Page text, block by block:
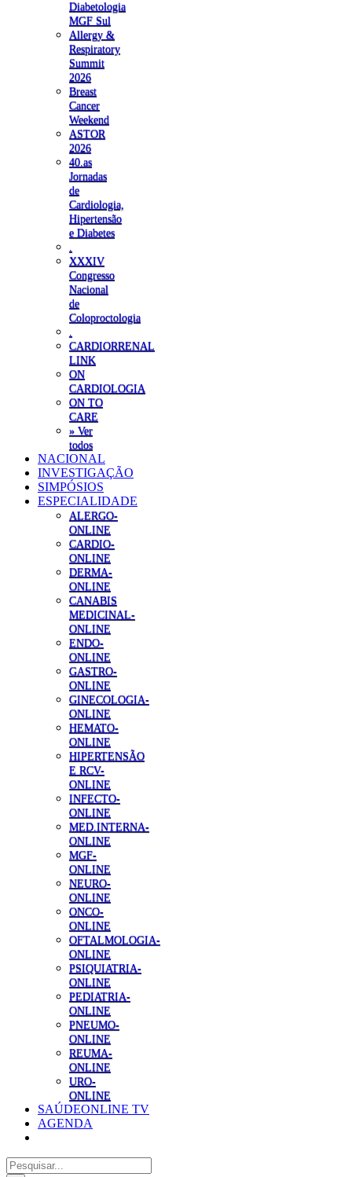
Diabetologia
MGF Sul
Allergy &
Respiratory
Summit
2026
Breast
Cancer
Weekend
ASTOR
2026
40.as
Jornadas
de
Cardiologia,
Hipertensão
e Diabetes
XXXIV
Congresso
Nacional
de
Coloproctologia
CARDIORRENAL
LINK
ON
CARDIOLOGIA
ON TO
CARE
» Ver
todos
NACIONAL
INVESTIGAÇÃO
SIMPÓSIOS
ESPECIALIDADE
ALERGO-
ONLINE
CARDIO-
ONLINE
DERMA-
ONLINE
CANABIS
MEDICINAL-
ONLINE
ENDO-
ONLINE
GASTRO-
ONLINE
GINECOLOGIA-
ONLINE
HEMATO-
ONLINE
HIPERTENSÃO
E RCV-
ONLINE
INFECTO-
ONLINE
MED.INTERNA-
ONLINE
MGF-
ONLINE
NEURO-
ONLINE
ONCO-
ONLINE
OFTALMOLOGIA-
ONLINE
PSIQUIATRIA-
ONLINE
PEDIATRIA-
ONLINE
PNEUMO-
ONLINE
REUMA-
ONLINE
URO-
ONLINE
SAÚDEONLINE TV
AGENDA
Pesquisar